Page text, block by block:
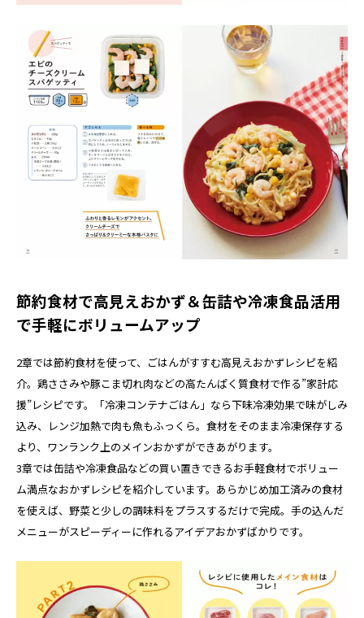
節約食材で高見えおかず＆缶詰や冷凍食品活用
で手軽にボリュームアップ
2章では節約食材を使って、ごはんがすすむ高見えおかずレシピを紹
介。鶏ささみや豚こま切れ肉などの高たんぱく質食材で作る”家計応
援”レシピです。「冷凍コンテナごはん」なら下味冷凍効果で味がしみ
込み、レンジ加熱で肉も魚もふっくら。食材をそのまま冷凍保存する
より、ワンランク上のメインおかずができあがります。
3章では缶詰や冷凍食品などの買い置きできるお手軽食材でボリュー
ム満点なおかずレシピを紹介しています。あらかじめ加工済みの食材
を使えば、野菜と少しの調味料をプラスするだけで完成。手の込んだ
メニューがスピーディーに作れるアイデアおかずばかりです。